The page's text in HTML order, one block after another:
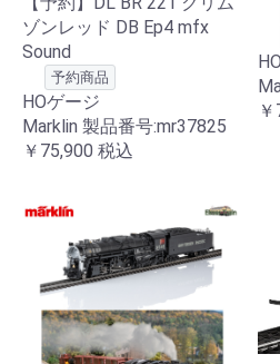
ゾンレッド DB Ep4 mfx
Sound
予約商品
HOゲージ
Marklin 製品番号:mr37825
￥75,900 税込